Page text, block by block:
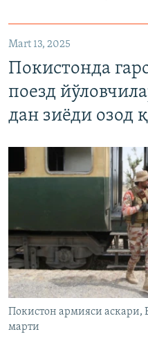
Mart 13, 2025
Покистонда
поезд
дан зиёди озод
Покистон армияси аскари,
марти